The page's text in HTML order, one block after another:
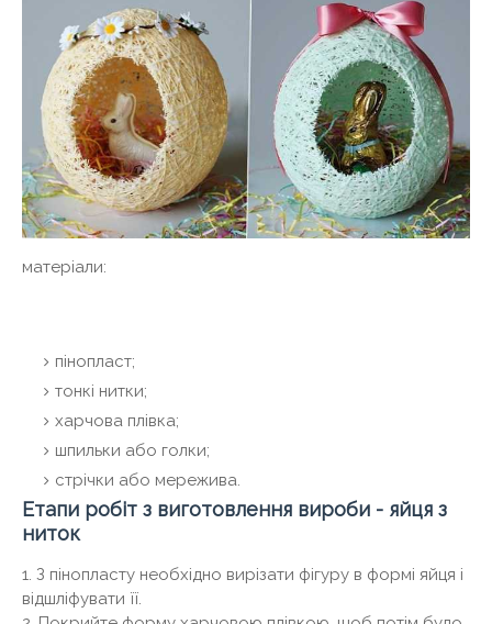
матеріали:
пінопласт;
тонкі нитки;
харчова плівка;
шпильки або голки;
стрічки або мережива.
Етапи робіт з виготовлення вироби - яйця з
ниток
1. З пінопласту необхідно вирізати фігуру в формі яйця і
відшліфувати її.